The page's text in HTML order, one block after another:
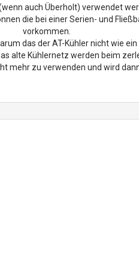
auch Überholt) verwendet
die bei einer Serien- und
vorkommen.
das der AT-Kühler nicht wie
alte Kühlernetz werden beim
mehr zu verwenden und wird